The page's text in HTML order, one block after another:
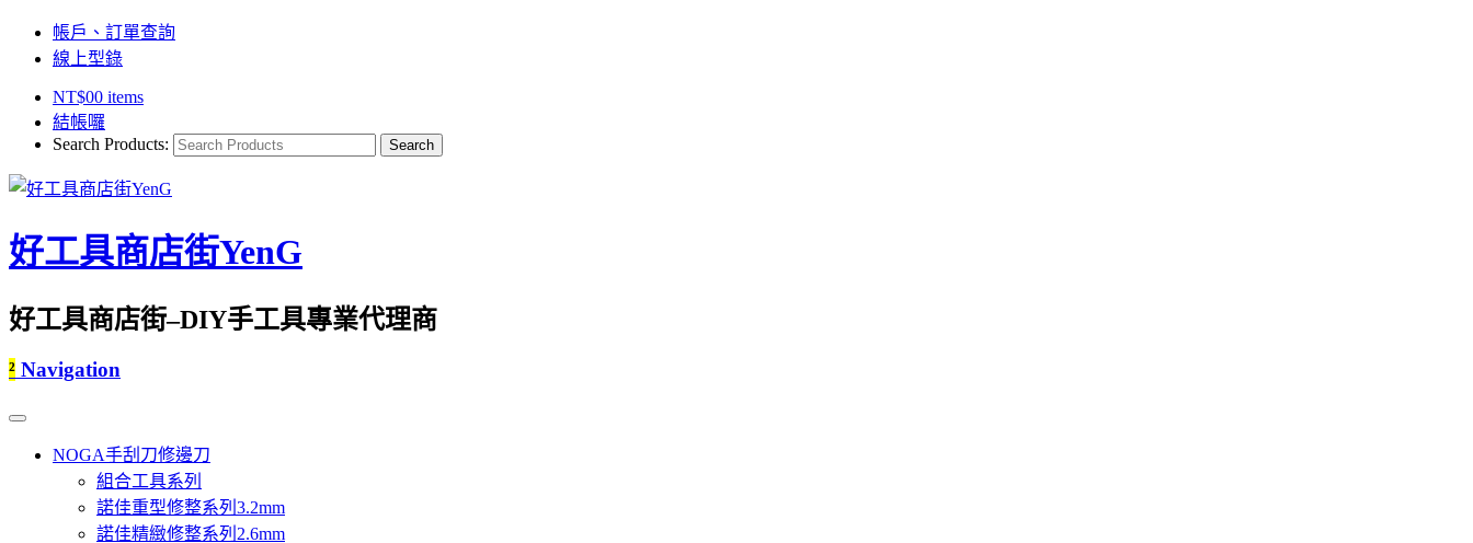
帳戶、訂單查詢
線上型錄
NT$00 items
結帳囉
Search Products:
好工具商店街YenG
好工具商店街–DIY手工具專業代理商
² Navigation
NOGA手刮刀修邊刀
組合工具系列
諾佳重型修整系列3.2mm
諾佳精緻修整系列2.6mm